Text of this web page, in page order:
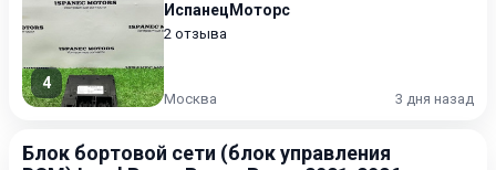
4
ИспанецМоторс
2 отзыва
Москва 3 дня назад
Блок бортовой сети (блок управления